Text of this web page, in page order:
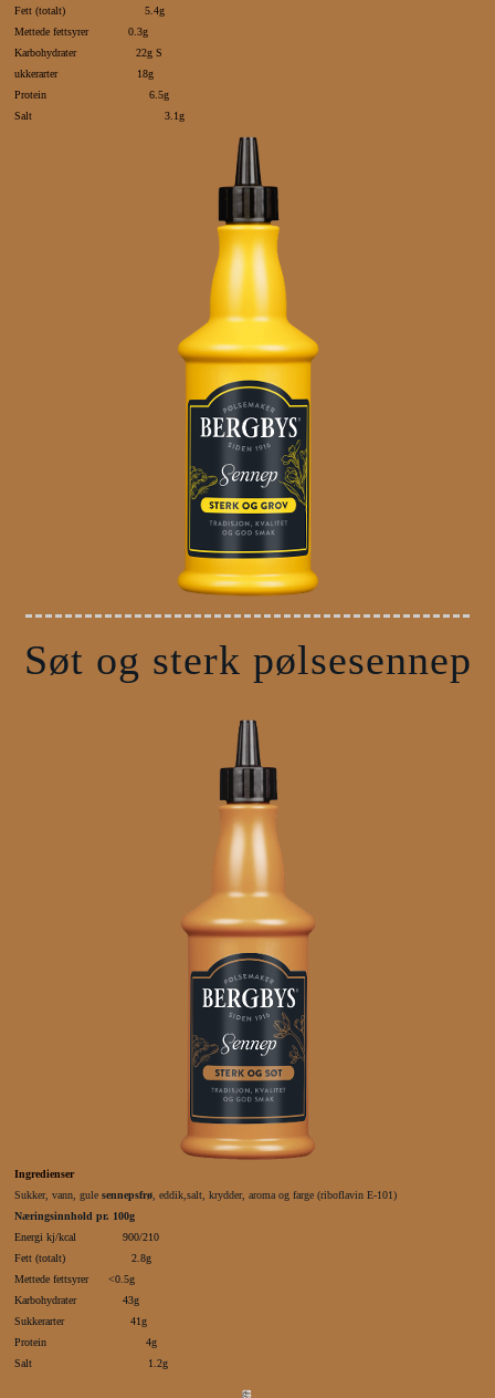
Fett (totalt) 5.4g
Mettede fettsyrer 0.3g
Karbohydrater 22g S
ukkerarter 18g
Protein 6.5g
Salt 3.1g
Søt og sterk pølsesennep
Ingredienser
Sukker, vann, gulesennepsfrø, eddik,salt, krydder, aroma og farge (riboflavin E-101)
Næringsinnhold pr. 100g
Energi kj/kcal 900/210
Fett (totalt) 2.8g
Mettede fettsyrer <0.5g
Karbohydrater 43g
Sukkerarter 41g
Protein 4g
Salt 1.2g